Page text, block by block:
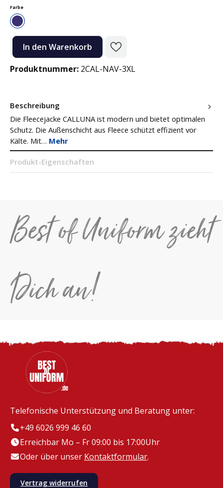
Farbeauswählen
Navy
Produkt Anzahl: Gib den gewünschten Wert ein oder benutze die
In den Warenkorb
Produktnummer: 2CAL-NAV-3XL
Beschreibung
Die Fleecejacke CALLUNA ist modern und bietet optimalen
Schutz. Die Außenschicht aus Fleece schützt effizient vor
Kälte. Mit… Mehr
Produkt-Eigenschaften
Best of Uniform zieht
Dich an!
Telefonische Unterstützung und Beratung unter:
+49 6026 999 46 60
Erreichbar Mo – Fr 09:00 bis 17:00Uhr
Oder über unser Kontaktformular.
Vertrag widerrufen